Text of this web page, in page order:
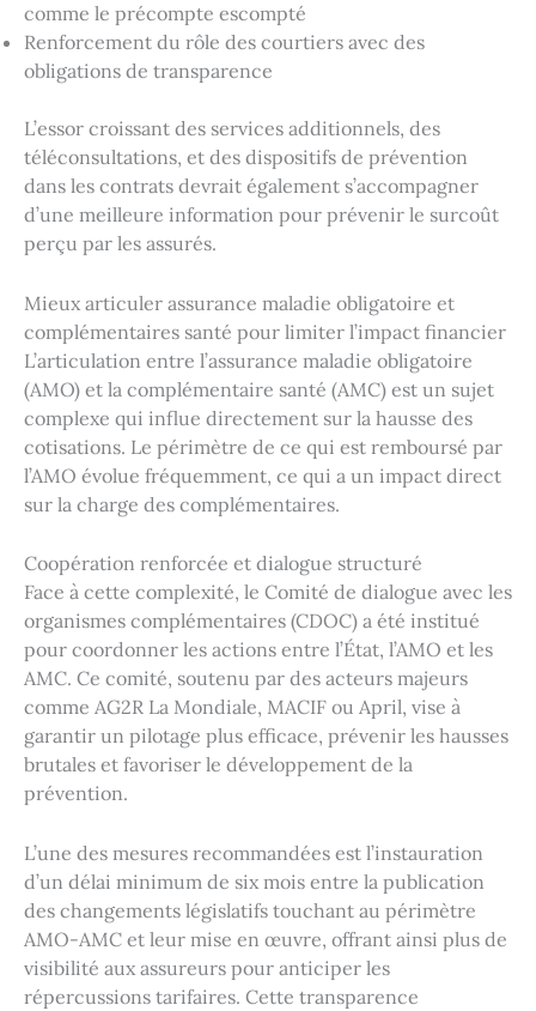
comme le précompte escompté
Renforcement du rôle des courtiers avec des
obligations de transparence
L’essor croissant des services additionnels, des
téléconsultations, et des dispositifs de prévention
dans les contrats devrait également s’accompagner
d’une meilleure information pour prévenir le surcoût
perçu par les assurés.
Mieux articuler assurance maladie obligatoire et
complémentaires santé pour limiter l’impact financier
L’articulation entre l’assurance maladie obligatoire
(AMO) et la complémentaire santé (AMC) est un sujet
complexe qui influe directement sur la hausse des
cotisations. Le périmètre de ce qui est remboursé par
l’AMO évolue fréquemment, ce qui a un impact direct
sur la charge des complémentaires.
Coopération renforcée et dialogue structuré
Face à cette complexité, le Comité de dialogue avec les
organismes complémentaires (CDOC) a été institué
pour coordonner les actions entre l’État, l’AMO et les
AMC. Ce comité, soutenu par des acteurs majeurs
comme AG2R La Mondiale, MACIF ou April, vise à
garantir un pilotage plus efficace, prévenir les hausses
brutales et favoriser le développement de la
prévention.
L’une des mesures recommandées est l’instauration
d’un délai minimum de six mois entre la publication
des changements législatifs touchant au périmètre
AMO-AMC et leur mise en œuvre, offrant ainsi plus de
visibilité aux assureurs pour anticiper les
répercussions tarifaires. Cette transparence